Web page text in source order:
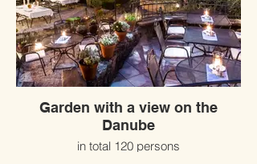
Garden with a view on the
Danube
in total 120 persons